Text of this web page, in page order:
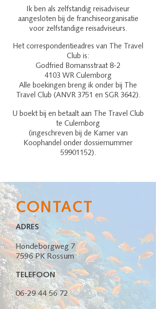
Ik ben als zelfstandig reisadviseur
aangesloten bij de franchiseorganisatie
voor zelfstandige reisadviseurs.
Het correspondentieadres van The Travel
Club is:
Godfried Bomansstraat 8-2
4103 WR Culemborg
Alle boekingen breng ik onder bij The
Travel Club (ANVR 3751 en SGR 3642).
U boekt bij en betaalt aan The Travel Club
te Culemborg
(ingeschreven bij de Kamer van
Koophandel onder dossiernummer
59901152).
CONTACT
ADRES
Hondeborgweg 7
7596 PK Rossum
TELEFOON
06-29 44 56 72